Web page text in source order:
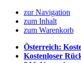
zur Navigation
zum Inhalt
zum Warenkorb
Österreich:
Kostenloser